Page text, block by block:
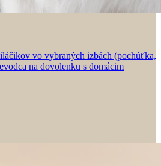
vo vybraných izbách (pochúťka,
na dovolenku s domácim